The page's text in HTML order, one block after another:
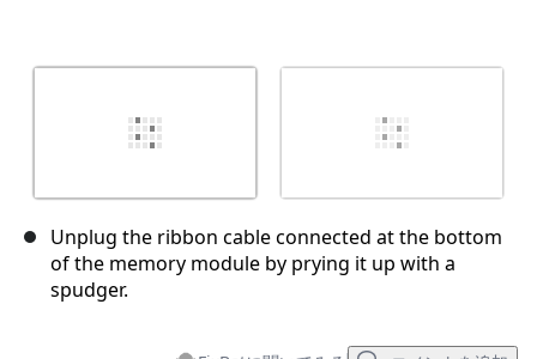
Unplug the ribbon cable connected at the bottom
of the memory module by prying it up with a
spudger.